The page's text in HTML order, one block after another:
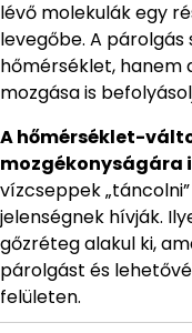
lévő molekulák egy
levegőbe. A
hőmérséklet, hanem
mozgása is
A hőmérséklet-
mozgékonyságára
vízcseppek
jelenségnek hívják.
gőzréteg alakul ki,
párolgást és
felületen.